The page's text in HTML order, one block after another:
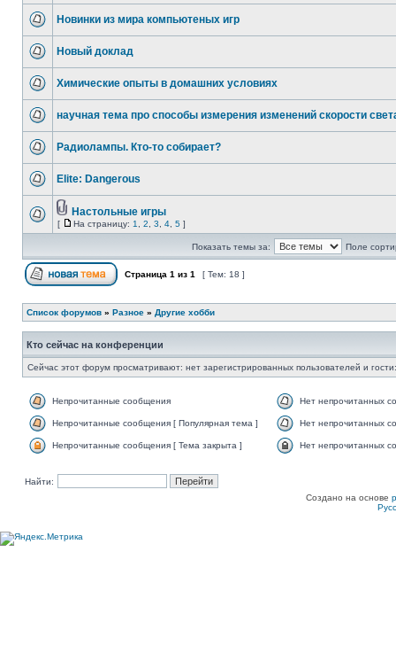
Новинки из мира компьютеных игр
Новый доклад
Химические опыты в домашних условиях
научная тема про способы измерения изменений скорости
Радиолампы. Кто-то собирает?
Elite: Dangerous
Настольные игры
[ На страницу: 1 2 3 4 5 ]
Показать темы за: Поле
Страница 1 из 1 [ Тем: 18 ]
Список форумов » Разное » Другие хобби
Кто сейчас на конференции
Сейчас этот форум просматривают: нет зарегистрированных пользователей и
Непрочитанные сообщения Нет непрочитанных
Непрочитанные сообщения [ Популярная тема ] Нет непрочитанных
Непрочитанные сообщения [ Тема закрыта ] Нет непрочитанных
Найти:
Создано на основе